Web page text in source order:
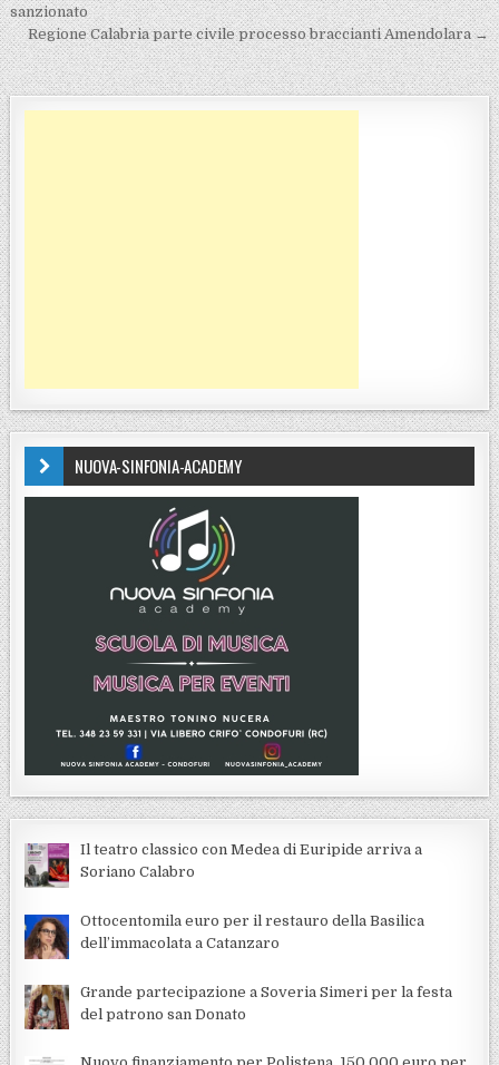
sanzionato
Regione Calabria parte civile processo braccianti Amendolara →
NUOVA-SINFONIA-ACADEMY
Il teatro classico con Medea di Euripide arriva a
Soriano Calabro
Ottocentomila euro per il restauro della Basilica
dell’immacolata a Catanzaro
Grande partecipazione a Soveria Simeri per la festa
del patrono san Donato